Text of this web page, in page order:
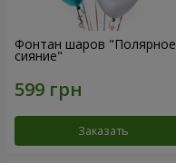
Фонтан шаров "Полярное
сияние"
Заказать